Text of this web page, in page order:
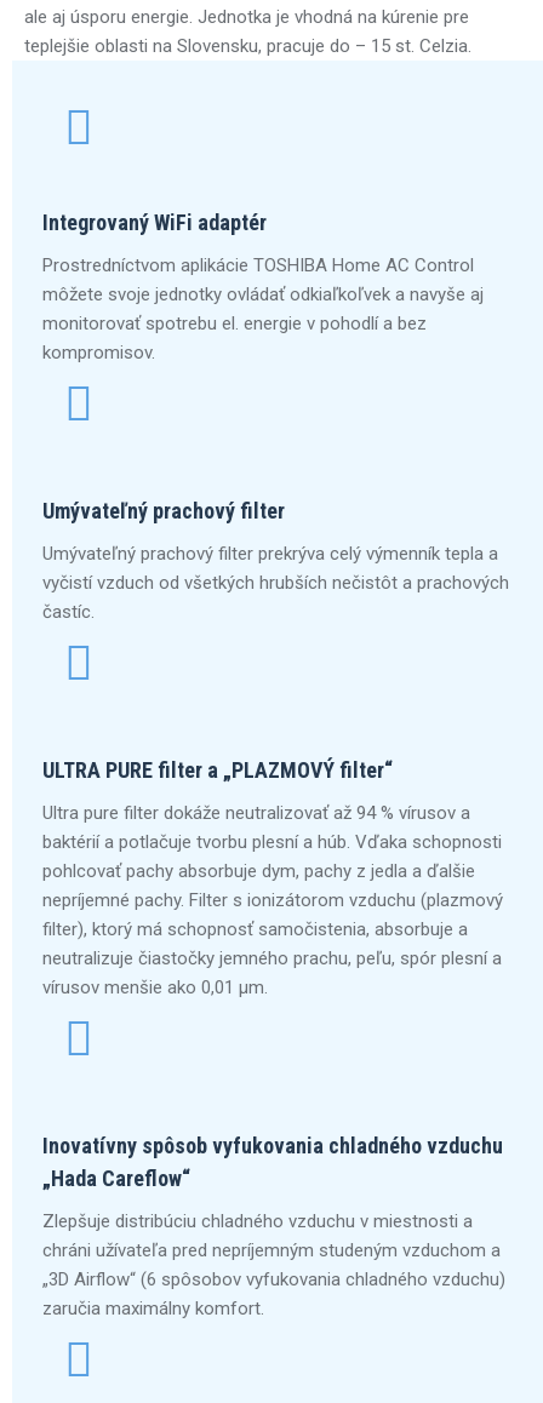
ale aj úsporu energie. Jednotka je vhodná na kúrenie pre
teplejšie oblasti na Slovensku, pracuje do – 15 st. Celzia.
Integrovaný WiFi adaptér
Prostredníctvom aplikácie TOSHIBA Home AC Control
môžete svoje jednotky ovládať odkiaľkoľvek a navyše aj
monitorovať spotrebu el. energie v pohodlí a bez
kompromisov.
Umývateľný prachový filter
Umývateľný prachový filter prekrýva celý výmenník tepla a
vyčistí vzduch od všetkých hrubších nečistôt a prachových
častíc.
ULTRA PURE filter a „PLAZMOVÝ filter“
Ultra pure filter dokáže neutralizovať až 94 % vírusov a
baktérií a potlačuje tvorbu plesní a húb. Vďaka schopnosti
pohlcovať pachy absorbuje dym, pachy z jedla a ďalšie
nepríjemné pachy. Filter s ionizátorom vzduchu (plazmový
filter), ktorý má schopnosť samočistenia, absorbuje a
neutralizuje čiastočky jemného prachu, peľu, spór plesní a
vírusov menšie ako 0,01 μm.
Inovatívny spôsob vyfukovania chladného vzduchu
„Hada Careflow“
Zlepšuje distribúciu chladného vzduchu v miestnosti a
chráni užívateľa pred nepríjemným studeným vzduchom a
„3D Airflow“ (6 spôsobov vyfukovania chladného vzduchu)
zaručia maximálny komfort.